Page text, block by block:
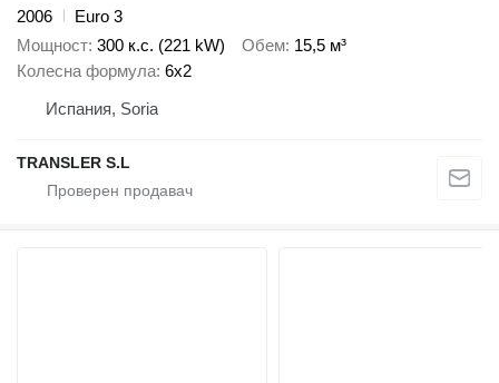
2006
Euro 3
Мощност 300 к.с. (221 kW) Обем 15,5 м³
Колесна формула 6x2
Испания, Soria
TRANSLER S.L